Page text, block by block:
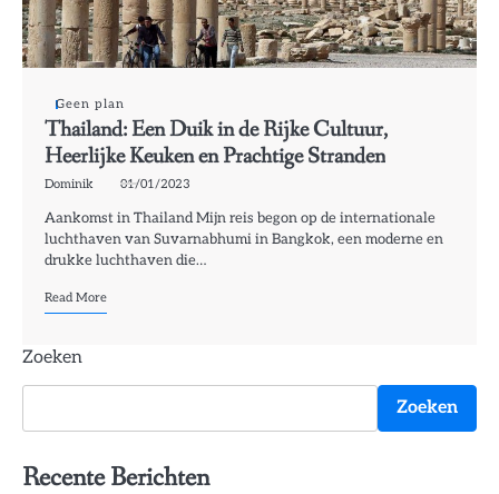
Geen plan
Thailand: Een Duik in de Rijke Cultuur,
Heerlijke Keuken en Prachtige Stranden
Dominik 01/01/2023
Aankomst in Thailand Mijn reis begon op de internationale
luchthaven van Suvarnabhumi in Bangkok, een moderne en
drukke luchthaven die…
Read More
Zoeken
Zoeken
Recente Berichten